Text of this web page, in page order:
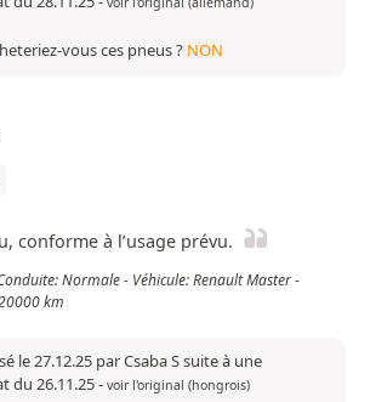
vous ces pneus ? NON
conforme à l’usage prévu.
Normale - Véhicule: Renault Master -
km
le 27.12.25 par Csaba S suite à une
du 26.11.25- voir l'original (hongrois)